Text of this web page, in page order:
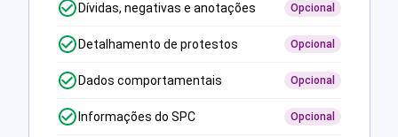
Dívidas, negativas e anotações Opcional
Detalhamento de protestos Opcional
Dados comportamentais Opcional
Informações do SPC Opcional